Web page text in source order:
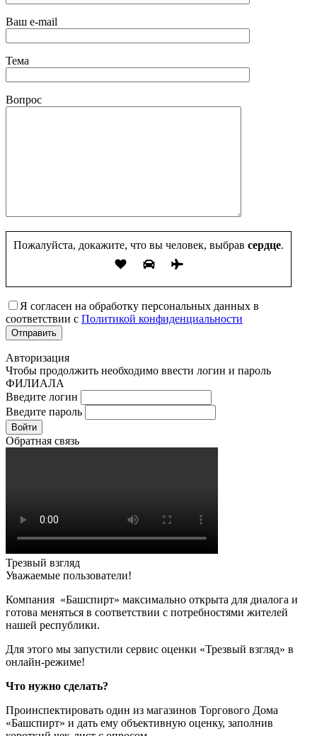
Ваш e-mail
Тема
Вопрос
Пожалуйста, докажите, что вы человек, выбрав сердце.
Я согласен на обработку персональных данных в
соответствии с Политикой конфиденциальности
Авторизация
Чтобы продолжить необходимо ввести логин и пароль
ФИЛИАЛА
Введите логин
Введите пароль
Войти
Обратная связь
Трезвый взгляд
Уважаемые пользователи!
Компания «Башспирт» максимально открыта для диалога и
готова меняться в соответствии с потребностями жителей
нашей республики.
Для этого мы запустили сервис оценки «Трезвый взгляд» в
онлайн-режиме!
Что нужно сделать?
Проинспектировать один из магазинов Торгового Дома
«Башспирт» и дать ему объективную оценку, заполнив